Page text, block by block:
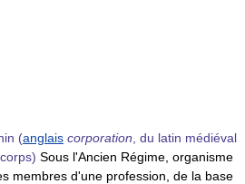
(anglais corporation , du latin médiéval
Sous l'Ancien Régime, organisme
membres d'une profession, de la base